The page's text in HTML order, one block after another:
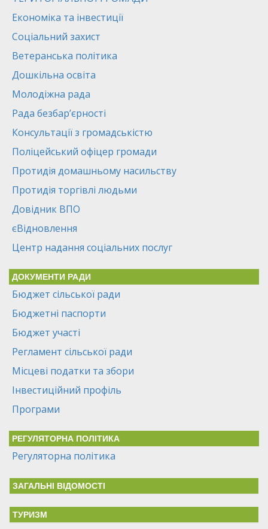
Економіка та інвестиції
Соціальний захист
Ветеранська політика
Дошкільна освіта
Молодіжна рада
Рада безбар’єрності
Консультації з громадськістю
Поліцейський офіцер громади
Протидія домашньому насильству
Протидія торгівлі людьми
Довідник ВПО
єВідновлення
Центр надання соціальних послуг
ДОКУМЕНТИ РАДИ
Бюджет сільської ради
Бюджетні паспорти
Бюджет участі
Регламент сільської ради
Місцеві податки та збори
Інвестиційний профіль
Програми
РЕГУЛЯТОРНА ПОЛІТИКА
Регуляторна політика
ЗАГАЛЬНІ ВІДОМОСТІ
ТУРИЗМ